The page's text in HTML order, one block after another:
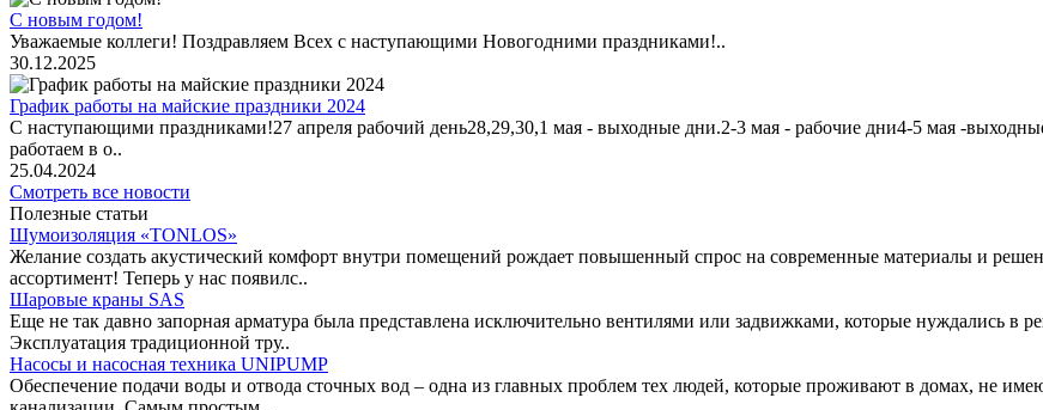
С новым годом!
Уважаемые коллеги! Поздравляем Всех с наступающими Новогодними праздниками!..
30.12.2025
График работы на майские праздники 2024
С наступающими праздниками!27 апреля рабочий день28,29,30,1 мая - выходные дни.2-3 мая - рабочие дни4-5 мая -
работаем в о..
25.04.2024
Смотреть все новости
Полезные статьи
Шумоизоляция «TONLOS»
Желание создать акустический комфорт внутри помещений рождает повышенный спрос на современные материалы и
ассортимент! Теперь у нас появилс..
Шаровые краны SAS
Еще не так давно запорная арматура была представлена исключительно вентилями или задвижками, которые нуждались в
Эксплуатация традиционной тру..
Насосы и насосная техника UNIPUMP
Обеспечение подачи воды и отвода сточных вод – одна из главных проблем тех людей, которые проживают в домах, не